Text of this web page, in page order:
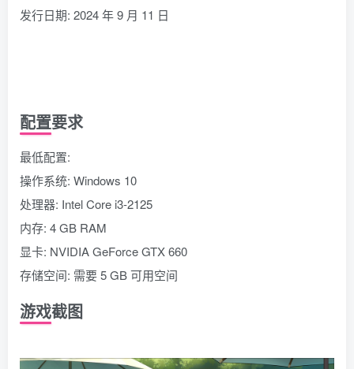
发行日期: 2024 年 9 月 11 日
配置要求
最低配置:
操作系统: Windows 10
处理器: Intel Core i3-2125
内存: 4 GB RAM
显卡: NVIDIA GeForce GTX 660
存储空间: 需要 5 GB 可用空间
游戏截图